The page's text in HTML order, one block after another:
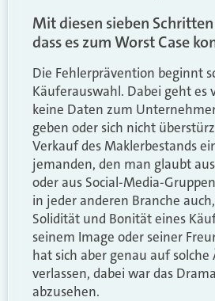
Mit diesen sieben
dass es zum Worst Case
Die Fehlerprävention beginnt
Käuferauswahl. Dabei geht es
keine Daten zum
geben oder sich nicht
Verkauf des Maklerbestands
jemanden, den man glaubt
oder aus Social-Media-
in jeder anderen Branche
Solidität und Bonität eines
seinem Image oder seiner
hat sich aber genau auf
verlassen, dabei war das
abzusehen.